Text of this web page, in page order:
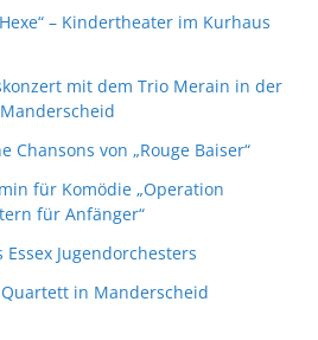
– Kindertheater im Kurhaus
mit dem Trio Merain in der
Chansons von „Rouge Baiser“
für Komödie „Operation
für Anfänger“
Jugendorchesters
Quartett in Manderscheid